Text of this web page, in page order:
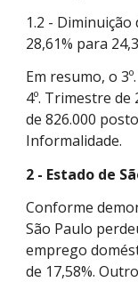
1.2 - Diminuição
28,61% para
Em resumo, o
4º. Trimestre
de 826.000
Informalidade.
2 - Estado de
Conforme
São Paulo
emprego
de 17,58%.